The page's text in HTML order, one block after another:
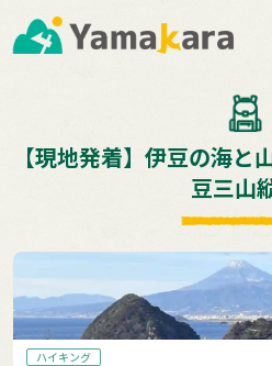
【現地発着】伊豆の海と
豆三山
ハイキング